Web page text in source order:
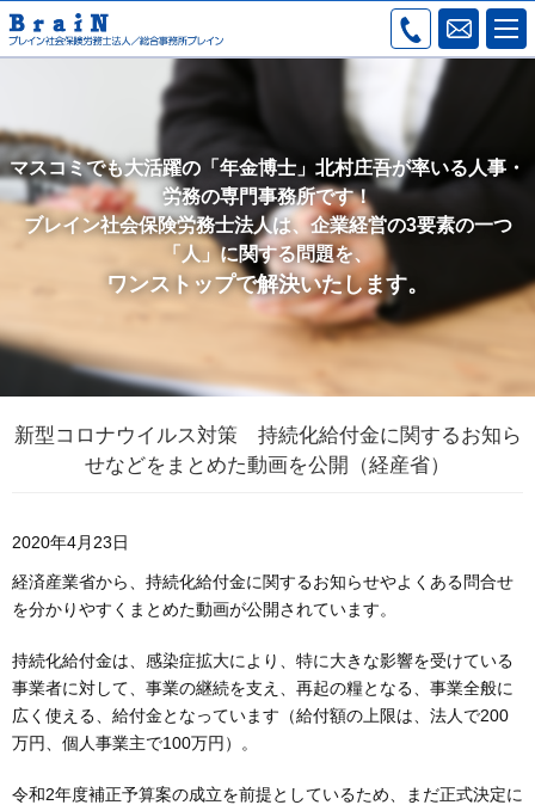
マスコミでも大活躍の「年金博士」北村庄吾が率いる人事・
労務の専門事務所です！
ブレイン社会保険労務士法人は、企業経営の3要素の一つ
「人」に関する問題を、
ワンストップで解決いたします。
新型コロナウイルス対策 持続化給付金に関するお知ら
せなどをまとめた動画を公開（経産省）
2020年4月23日
経済産業省から、持続化給付金に関するお知らせやよくある問合せ
を分かりやすくまとめた動画が公開されています。
持続化給付金は、感染症拡大により、特に大きな影響を受けている
事業者に対して、事業の継続を支え、再起の糧となる、事業全般に
広く使える、給付金となっています（給付額の上限は、法人で200
万円、個人事業主で100万円）。
令和2年度補正予算案の成立を前提としているため、まだ正式決定に